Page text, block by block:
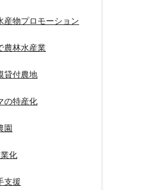
産物プロモーション
農林水産業
貸付農地
の特産化
園
化
支援